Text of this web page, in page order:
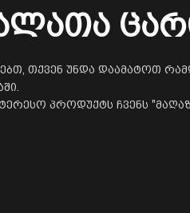
თქვენ უნდა დაამატოთ
პროდუქტს ჩვენს